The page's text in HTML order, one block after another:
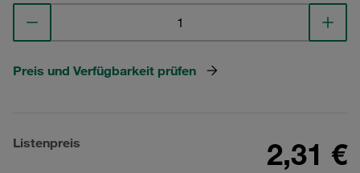
Preis und Verfügbarkeit prüfen
Listenpreis 2,31 €